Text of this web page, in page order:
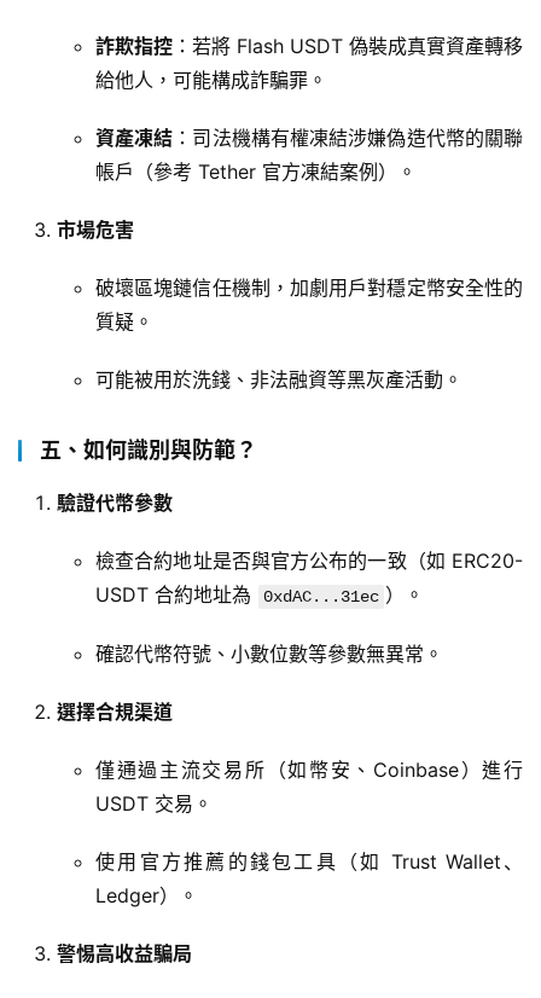
詐欺指控 ：若將 Flash USDT 偽裝成真實資產轉移
給他人，可能構成詐騙罪。
資產凍結 ：司法機構有權凍結涉嫌偽造代幣的關聯
帳戶（參考 Tether 官方凍結案例）。
市場危害
破壞區塊鏈信任機制，加劇用戶對穩定幣安全性的
質疑。
可能被用於洗錢、非法融資等黑灰產活動。
五、如何識別與防範？
驗證代幣參數
檢查合約地址是否與官方公布的一致（如 ERC20-
USDT 合約地址為
0xdAC...31ec ）。
確認代幣符號、小數位數等參數無異常。
選擇合規渠道
僅通過主流交易所（如幣安、Coinbase）進行
USDT 交易。
使用官方推薦的錢包工具（如 Trust Wallet、
Ledger）。
警惕高收益騙局